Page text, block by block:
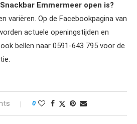
Emmermeer open is?
variëren. Op de Facebookpagina van
actuele openingstijden en
bellen naar 0591-643 795 voor de
0